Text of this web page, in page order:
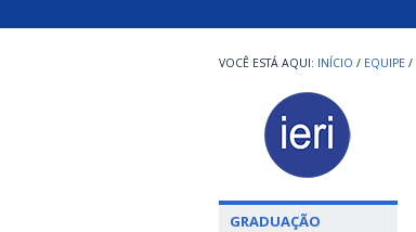
INÍCIO / EQUIPE /
GRADUAÇÃO